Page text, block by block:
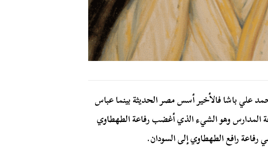
علي باشا فالأخير أسس مصر الحديثة بينما عباس
المدارس وهو الشيء الذي أغضب رفاعة الطهطاوي
رفاعة رافع الطهطاوي إلى السودان.